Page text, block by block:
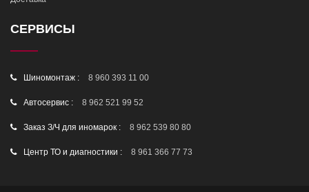
СЕРВИСЫ
Шиномонтаж : 8 960 393 11 00
Автосервис : 8 962 521 99 52
Заказ З/Ч для иномарок : 8 962 539 80 80
Центр ТО и диагностики : 8 961 366 77 73